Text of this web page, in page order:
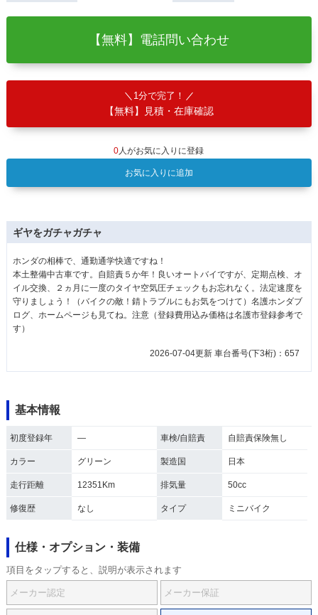
【無料】電話問い合わせ
1分で完了！
【無料】見積・在庫確認
0人がお気に入りに登録
お気に入りに追加
ギヤをガチャガチャ
ホンダの相棒で、通勤通学快適ですね！
本土整備中古車です。自賠責５か年！良いオートバイですが、定期点検、オ
イル交換、２ヵ月に一度のタイヤ空気圧チェックもお忘れなく。法定速度を
守りましょう！（バイクの敵！錆トラブルにもお気をつけて）名護ホンダブ
ログ、ホームページも見てね。注意（登録費用込み価格は名護市登録参考で
す）
2026-07-04更新 車台番号(下3桁)：657
基本情報
初度登録年 ― 車検/自賠責 自賠責保険無し
カラー グリーン 製造国 日本
走行距離 12351Km 排気量 50cc
修復歴 なし タイプ ミニバイク
仕様・オプション・装備
項目をタップすると、説明が表示されます
メーカー認定 メーカー保証